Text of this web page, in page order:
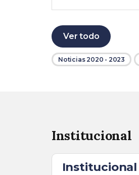
Ver todo
Noticias 2020 - 2023
Institucional
Institucional